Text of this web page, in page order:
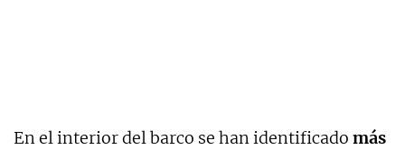
En el interior del barco se han identificado más